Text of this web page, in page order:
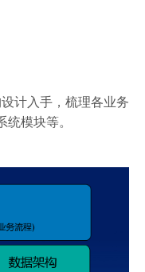
计入手，梳理各业务
模块等。